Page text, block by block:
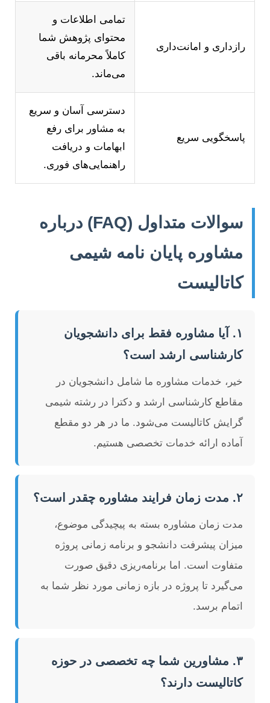
راز‌داری و امانت‌داری
تمامی اطلاعات و
محتوای پژوهش شما
کاملاً محرمانه باقی
می‌ماند.
پاسخگویی سریع
دسترسی آسان و سریع
به مشاور برای رفع
ابهامات و دریافت
راهنمایی‌های فوری.
سوالات متداول (FAQ) درباره
مشاوره پایان نامه شیمی
کاتالیست
۱. آیا مشاوره فقط برای دانشجویان
کارشناسی ارشد است؟
خیر، خدمات مشاوره ما شامل دانشجویان در
مقاطع کارشناسی ارشد و دکترا در رشته شیمی
گرایش کاتالیست می‌شود. ما در هر دو مقطع
آماده ارائه خدمات تخصصی هستیم.
۲. مدت زمان فرایند مشاوره چقدر است؟
مدت زمان مشاوره بسته به پیچیدگی موضوع،
میزان پیشرفت دانشجو و برنامه زمانی پروژه
متفاوت است. اما برنامه‌ریزی دقیق صورت
می‌گیرد تا پروژه در بازه زمانی مورد نظر شما به
اتمام برسد.
۳. مشاورین شما چه تخصصی در حوزه
کاتالیست دارند؟